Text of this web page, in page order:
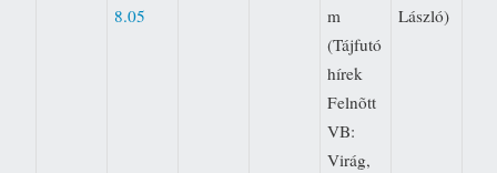
8.05
m
(Tájfutó
hírek 
Felnõtt
VB:
Virág,
László)